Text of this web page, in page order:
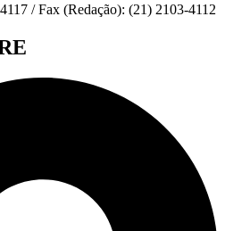
/ Fax (Redação): (21) 2103-4112